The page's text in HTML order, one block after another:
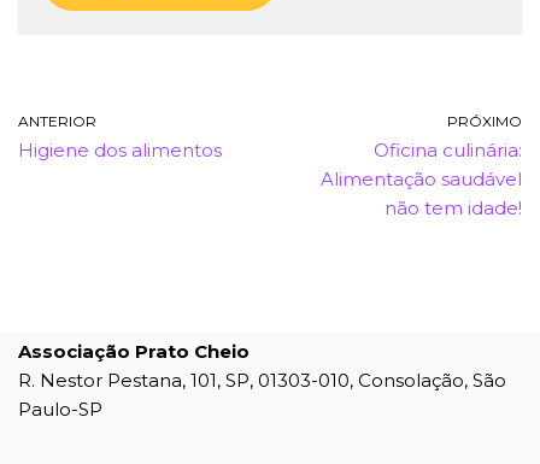
ANTERIOR
Higiene dos alimentos
PRÓXIMO
Oficina culinária:
Alimentação saudável
não tem idade!
Associação Prato Cheio
R. Nestor Pestana, 101, SP, 01303-010, Consolação, São
Paulo-SP